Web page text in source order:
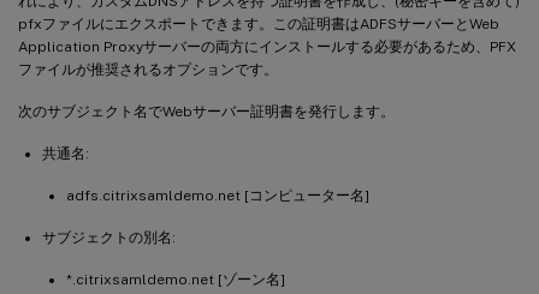
pfxファイルにエクスポートできます。この証明書はADFSサーバーとWeb
Application Proxyサーバーの両方にインストールする必要があるため、PFX
ファイルが推奨されるオプションです。
次のサブジェクト名でWebサーバー証明書を発行します。
共通名:
adfs.citrixsamldemo.net [コンピューター名]
サブジェクトの別名:
*.citrixsamldemo.net [ゾーン名]